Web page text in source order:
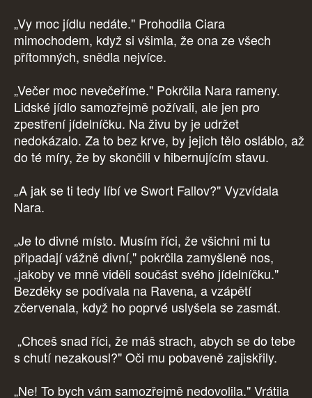
„Vy moc jídlu nedáte." Prohodila Ciara
mimochodem, když si všimla, že ona ze všech
přítomných, snědla nejvíce.
„Večer moc nevečeříme." Pokrčila Nara rameny.
Lidské jídlo samozřejmě požívali, ale jen pro
zpestření jídelníčku. Na živu by je udržet
nedokázalo. Za to bez krve, by jejich tělo osláblo, až
do té míry, že by skončili v hibernujícím stavu.
„A jak se ti tedy líbí ve Swort Fallov?" Vyzvídala
Nara.
„Je to divné místo. Musím říci, že všichni mi tu
připadají vážně divní," pokrčila zamyšleně nos,
„jakoby ve mně viděli součást svého jídelníčku."
Bezděky se podívala na Ravena, a vzápětí
zčervenala, když ho poprvé uslyšela se zasmát.
„Chceš snad říci, že máš strach, abych se do tebe
s chutí nezakousl?" Oči mu pobaveně zajiskřily.
„Ne! To bych vám samozřejmě nedovolila." Vrátila